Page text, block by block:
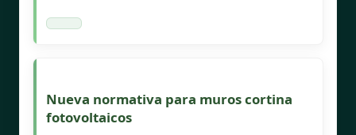
Nueva normativa para muros cortina
fotovoltaicos